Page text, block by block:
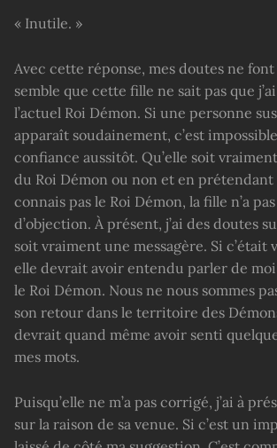
« Inutile. »
Avec cette réponse, mes doutes ne
semble que cette fille ne sait pas que
l’actuel Roi Démon. Si une personne
apparaît soudainement, c’est
confiance aussitôt. Qu’elle soit
du Roi Démon ou non et en prétendant
connais pas le Roi Démon, la fille n’a
d’objection. À présent, j’ai des doutes
soit vraiment une messagère. Si c’était
elle devrait avoir entendu parler de
le Roi Démon. Nous ne nous sommes
son retour dans le territoire des
devrait quand même avoir senti
mes mots.
Puisqu’elle ne m’a pas corrigé, j’ai à
sur la raison de sa venue. Si c’est un